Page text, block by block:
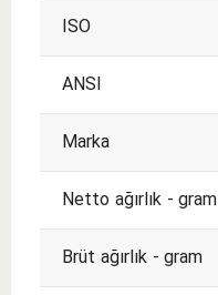
ISO
ANSI
Marka
Netto ağırlık - gram
Brüt ağırlık - gram